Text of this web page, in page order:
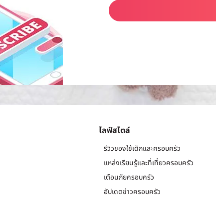
ไลฟ์สไตล์
รีวิวของใช้เด็กและครอบครัว
แหล่งเรียนรู้และที่เที่ยวครอบครัว
เตือนภัยครอบครัว
อัปเดตข่าวครอบครัว